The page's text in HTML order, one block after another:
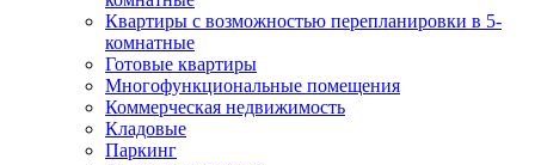
Квартиры с возможностью перепланировки в 5-
комнатные
Готовые квартиры
Многофункциональные помещения
Коммерческая недвижимость
Кладовые
Паркинг